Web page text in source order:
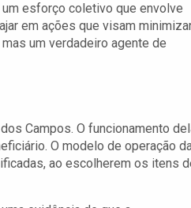
esforço coletivo que envolve
em ações que visam
um verdadeiro agente de
Campos. O funcionamento
O modelo de operação
ao escolherem os itens